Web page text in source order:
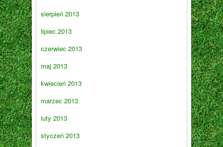
sierpień 2013
lipiec 2013
czerwiec 2013
maj 2013
kwiecień 2013
marzec 2013
luty 2013
styczeń 2013